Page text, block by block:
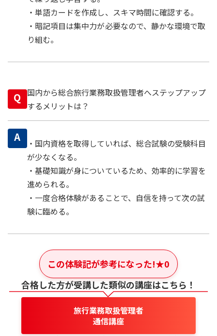
・単語カードを作成し、スキマ時間に確認する。
・暗記項目は集中力が必要なので、静かな環境で取
り組む。
Q
国内から総合旅行業務取扱管理者へステップアップ
するメリットは？
A
・国内資格を取得していれば、総合試験の受験科目
が少なくなる。
・基礎知識が身についているため、効率的に学習を
進められる。
・一度合格体験があることで、自信を持って次の試
験に臨める。
この体験記が参考になった!★0
合格した方が受講した類似の講座はこちら！
旅行業務取扱管理者
通信講座